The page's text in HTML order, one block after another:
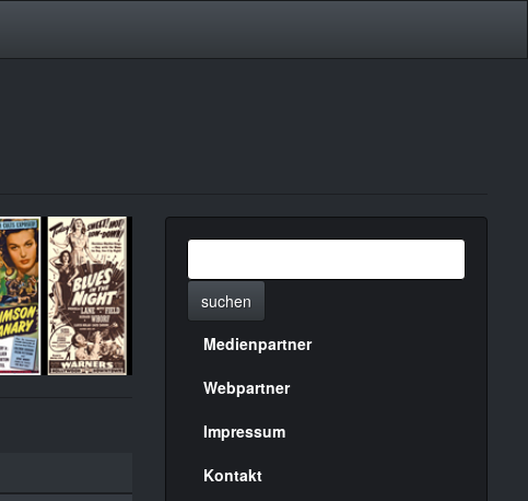
suchen
Menülinks
rechte
Seite
Medienpartner
Webpartner
Impressum
Kontakt